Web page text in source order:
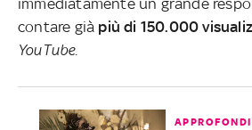
contare già più di 150.000
YouTube.